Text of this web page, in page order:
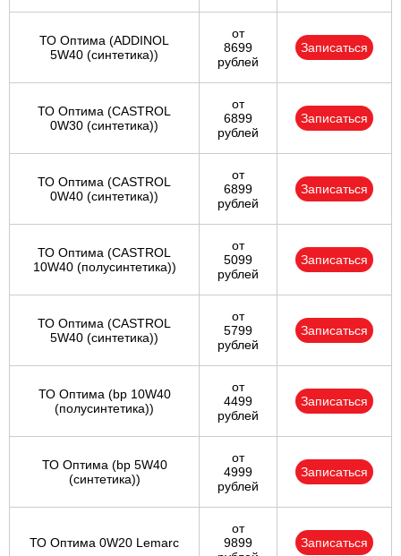
ТО Оптима (ADDINOL
5W40 (синтетика))
от
8699
рублей
Записаться
ТО Оптима (CASTROL
0W30 (синтетика))
от
6899
рублей
Записаться
ТО Оптима (CASTROL
0W40 (синтетика))
от
6899
рублей
Записаться
ТО Оптима (CASTROL
10W40 (полусинтетика))
от
5099
рублей
Записаться
ТО Оптима (CASTROL
5W40 (синтетика))
от
5799
рублей
Записаться
ТО Оптима (bp 10W40
(полусинтетика))
от
4499
рублей
Записаться
ТО Оптима (bp 5W40
(синтетика))
от
4999
рублей
Записаться
ТО Оптима 0W20 Lemarc
от
9899
Записаться